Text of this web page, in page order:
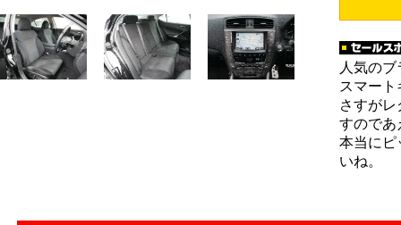
人気の
スマー
さすが
すのであ
本当にピ
いね。